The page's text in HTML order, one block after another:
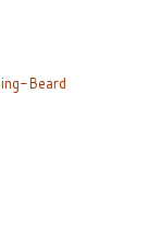
Beard